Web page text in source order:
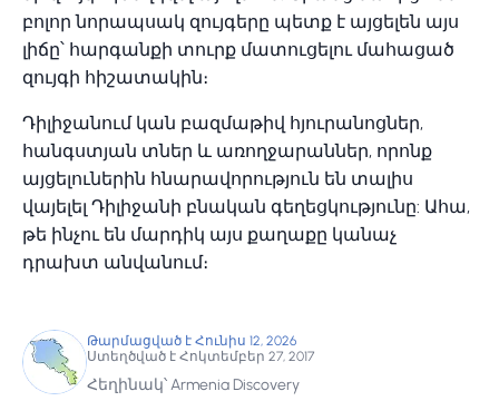
բոլոր նորապսակ զույգերը պետք է այցելեն այս
լիճը՝ հարգանքի տուրք մատուցելու մահացած
զույգի հիշատակին։
Դիլիջանում կան բազմաթիվ հյուրանոցներ,
հանգստյան տներ և առողջարաններ, որոնք
այցելուներին հնարավորություն են տալիս
վայելել Դիլիջանի բնական գեղեցկությունը: Ահա,
թե ինչու են մարդիկ այս քաղաքը կանաչ
դրախտ անվանում։
Ստեղծված է Հոկտեմբեր 27, 2017
Թարմացված է Հունիս 12, 2026
Հեղինակ՝ Armenia Discovery